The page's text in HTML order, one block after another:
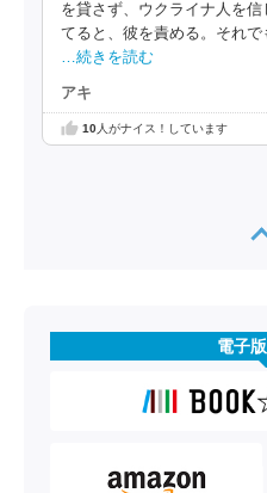
を貸さず、ウクライナ人を
てると、彼を責める。それ
…続きを読む
アキ
10人がナイス！しています
電子